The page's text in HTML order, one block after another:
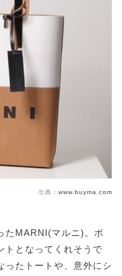
出典： www.buyma.com
たMARNI(マルニ)。ポ
トとなってくれそうで
ったトートや、意外にシ